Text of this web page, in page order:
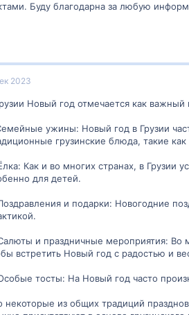
Буду благодарна за любую
2023
Новый год отмечается как
ужины: Новый год в Грузии
грузинские блюда, такие
Как и во многих странах, в
для детей.
и подарки: Новогодние
и праздничные мероприятия: Во
встретить Новый год с радостью и
тосты: На Новый год часто
некоторые из общих традиций